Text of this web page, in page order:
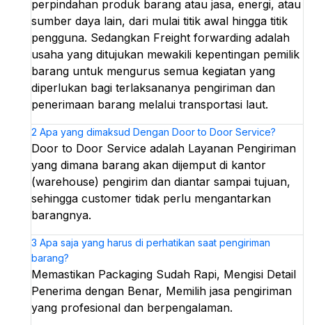
perpindahan produk barang atau jasa, energi, atau
sumber daya lain, dari mulai titik awal hingga titik
pengguna. Sedangkan Freight forwarding adalah
usaha yang ditujukan mewakili kepentingan pemilik
barang untuk mengurus semua kegiatan yang
diperlukan bagi terlaksananya pengiriman dan
penerimaan barang melalui transportasi laut.
2 Apa yang dimaksud Dengan Door to Door Service?
Door to Door Service adalah Layanan Pengiriman
yang dimana barang akan dijemput di kantor
(warehouse) pengirim dan diantar sampai tujuan,
sehingga customer tidak perlu mengantarkan
barangnya.
3 Apa saja yang harus di perhatikan saat pengiriman
barang?
Memastikan Packaging Sudah Rapi, Mengisi Detail
Penerima dengan Benar, Memilih jasa pengiriman
yang profesional dan berpengalaman.